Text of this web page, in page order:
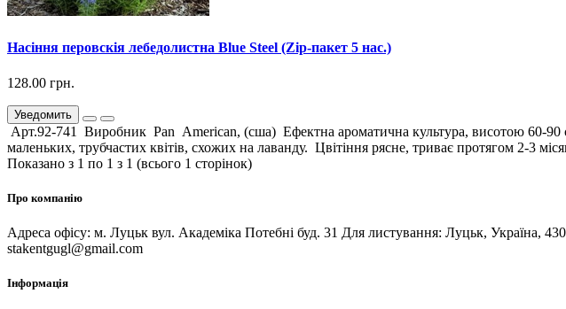
Насіння перовскія лебедолистна Blue Steel (Zip-пакет 5 нас.)
128.00 грн.
Уведомить
Арт.92-741 Виробник Pan American, (сша) Ефектна ароматична культура, висотою 60-90
маленьких, трубчастих квітів, схожих на лаванду. Цвітіння рясне, триває протягом 2-3
Показано з 1 по 1 з 1 (всього 1 сторінок)
Про компанію
Адреса офісу: м. Луцьк вул. Академіка Потебні буд. 31 Для листування: Луцьк, Україна,
stakentgugl@gmail.com
Інформація